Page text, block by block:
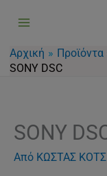
περιεχόμενο
Αρχική Προϊόντα
SONY DSC
SONY
Από ΚΩΣΤΑΣ